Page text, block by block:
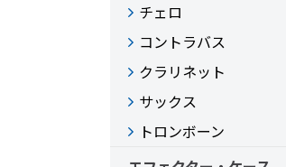
チェロ
コントラバス
クラリネット
サックス
トロンボーン